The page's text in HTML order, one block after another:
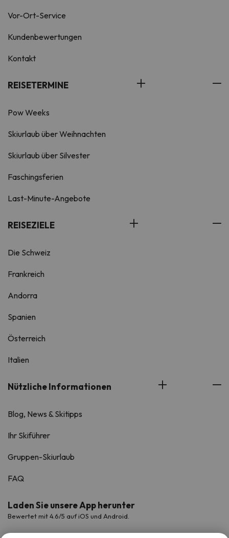
Vor-Ort-Service
Kundenbewertungen
Kontakt
REISETERMINE
Pow Weeks
Skiurlaub über Weihnachten
Skiurlaub über Silvester
Faschingsferien
Last-Minute-Angebote
REISEZIELE
Die Schweiz
Frankreich
Andorra
Spanien
Österreich
Italien
Nützliche Informationen
Blog, News & Skitipps
Ihr Skiführer
Gruppen-Skiurlaub
FAQ
Laden Sie unsere App herunter
Bewertet mit 4.6/5 auf iOS und Android.